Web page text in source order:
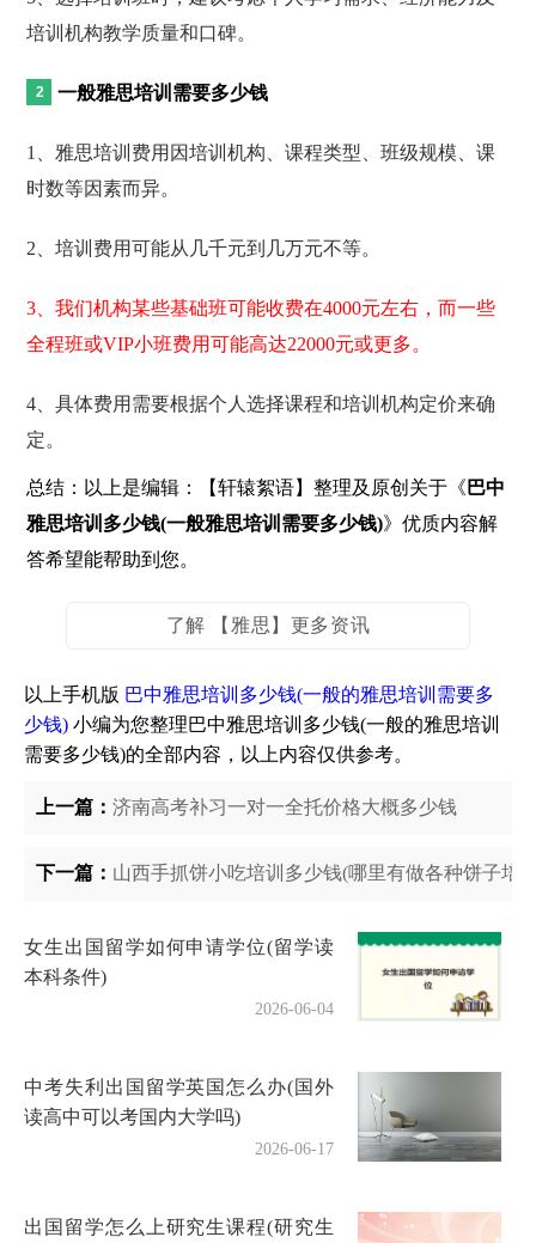
培训机构教学质量和口碑。
一般雅思培训需要多少钱
1、雅思培训费用因培训机构、课程类型、班级规模、课
时数等因素而异。
2、培训费用可能从几千元到几万元不等。
3、我们机构某些基础班可能收费在4000元左右，而一些
全程班或VIP小班费用可能高达22000元或更多。
4、具体费用需要根据个人选择课程和培训机构定价来确
定。
总结：以上是编辑：【轩辕絮语】整理及原创关于《 巴中
雅思培训多少钱(一般雅思培训需要多少钱)》优质内容解
答希望能帮助到您。
了解 【雅思】更多资讯
以上手机版 巴中雅思培训多少钱(一般的雅思培训需要多
少钱) 小编为您整理巴中雅思培训多少钱(一般的雅思培训
需要多少钱)的全部内容，以上内容仅供参考。
上一篇： 济南高考补习一对一全托价格大概多少钱
下一篇： 山西手抓饼小吃培训多少钱(哪里有做各种饼子培
女生出国留学如何申请学位(留学读
本科条件)
2026-06-04
中考失利出国留学英国怎么办(国外
读高中可以考国内大学吗)
2026-06-17
出国留学怎么上研究生课程(研究生